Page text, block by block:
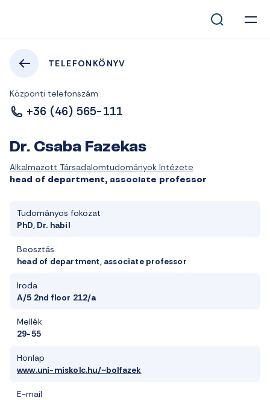
TELEFONKÖNYV
Központi telefonszám
+36 (46) 565-111
Dr. Csaba Fazekas
Alkalmazott Társadalomtudományok Intézete
head of department, associate professor
Tudományos fokozat
PhD, Dr. habil
Beosztás
head of department, associate professor
Iroda
A/5 2nd floor 212/a
Mellék
29-55
Honlap
www.uni-miskolc.hu/~bolfazek
E-mail